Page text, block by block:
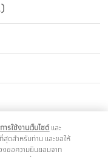
ารใช้งานเว็บไซต์ และ
สุดสำหรับท่าน และขอให้
งขอความยินยอมจาก